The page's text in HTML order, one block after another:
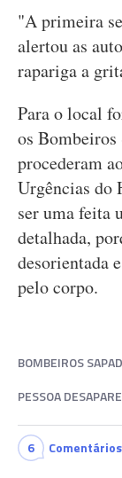
"A primeira
alertou as
rapariga a
Para o local
os Bombeiros
procederam
Urgências do
ser uma feita
detalhada,
desorientada
pelo corpo.
BOMBEIROS
PESSOA
6 Comentários